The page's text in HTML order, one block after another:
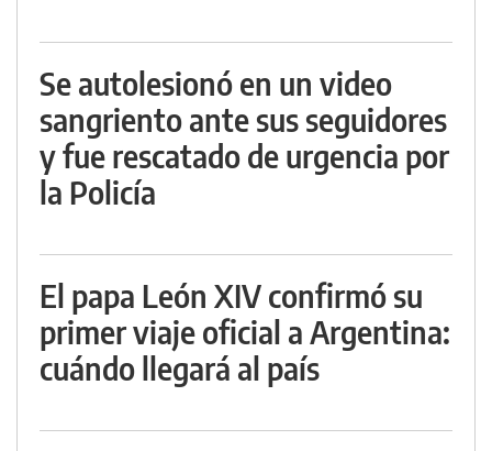
Se autolesionó en un video
sangriento ante sus seguidores
y fue rescatado de urgencia por
la Policía
El papa León XIV confirmó su
primer viaje oficial a Argentina:
cuándo llegará al país